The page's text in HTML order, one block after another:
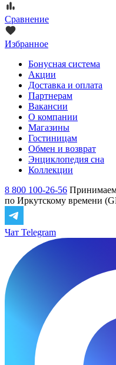
Сравнение
Избранное
Бонусная система
Акции
Доставка и оплата
Партнерам
Вакансии
О компании
Магазины
Гостиницам
Обмен и возврат
Энциклопедия сна
Коллекции
8 800 100-26-56
по Иркутскому времени
Чат Telegram